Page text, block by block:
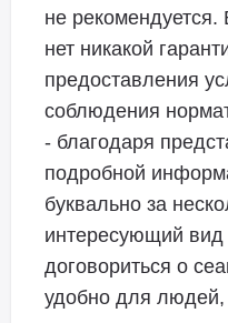
не рекомендуется.
нет никакой
предоставления
соблюдения
- благодаря
подробной
буквально за
интересующий
договориться о
удобно для